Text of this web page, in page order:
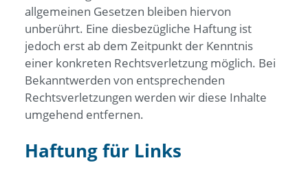
allgemeinen Gesetzen bleiben hiervon
unberührt. Eine diesbezügliche Haftung ist
jedoch erst ab dem Zeitpunkt der Kenntnis
einer konkreten Rechtsverletzung möglich. Bei
Bekanntwerden von entsprechenden
Rechtsverletzungen werden wir diese Inhalte
umgehend entfernen.
Haftung für Links